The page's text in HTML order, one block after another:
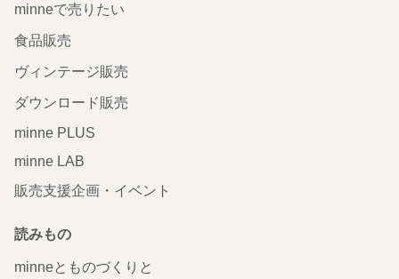
minneで売りたい
食品販売
ヴィンテージ販売
ダウンロード販売
minne PLUS
minne LAB
販売支援企画・イベント
読みもの
minneとものづくりと